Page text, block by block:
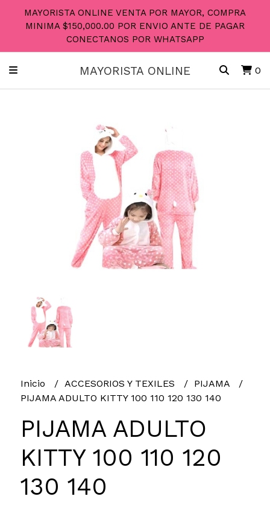
MAYORISTA ONLINE VENTA POR MAYOR, COMPRA
MINIMA $150,000.00 POR ENVIO ANTE DE PAGAR
CONECTANOS POR WHATSAPP
MAYORISTA ONLINE 0
Inicio ACCESORIOS Y TEXILES
PIJAMA
PIJAMA ADULTO KITTY 100 110 120 130 140
PIJAMA ADULTO
KITTY 100 110 120
130 140